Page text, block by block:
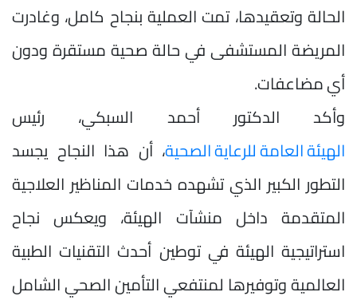
الحالة وتعقيدها، تمت العملية بنجاح كامل، وغادرت
المريضة المستشفى في حالة صحية مستقرة ودون
أي مضاعفات.
وأكد الدكتور أحمد السبكي، رئيس
الهيئة العامة للرعاية الصحية، أن هذا النجاح يجسد
التطور الكبير الذي تشهده خدمات المناظير العلاجية
المتقدمة داخل منشآت الهيئة، ويعكس نجاح
استراتيجية الهيئة في توطين أحدث التقنيات الطبية
العالمية وتوفيرها لمنتفعي التأمين الصحي الشامل